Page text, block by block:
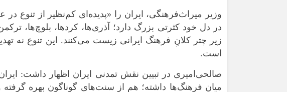
وزیر میراث‌فرهنگی، ایران را «پدیده‌ای کم‌نظیر از تنوع
در دل خود کثرتی بزرگ دارد؛ آذری‌ها، کردها، بلوچ‌ها،
زیر چتر کلانِ فرهنگ ایرانی زیست می‌کنند. این تنوع نه
است.
صالحی‌امیری در تبیین نقش تمدنی ایران اظهار داشت:
میان فرهنگ‌ها داشته؛ هم از سنت‌های گوناگون بهره گرفته